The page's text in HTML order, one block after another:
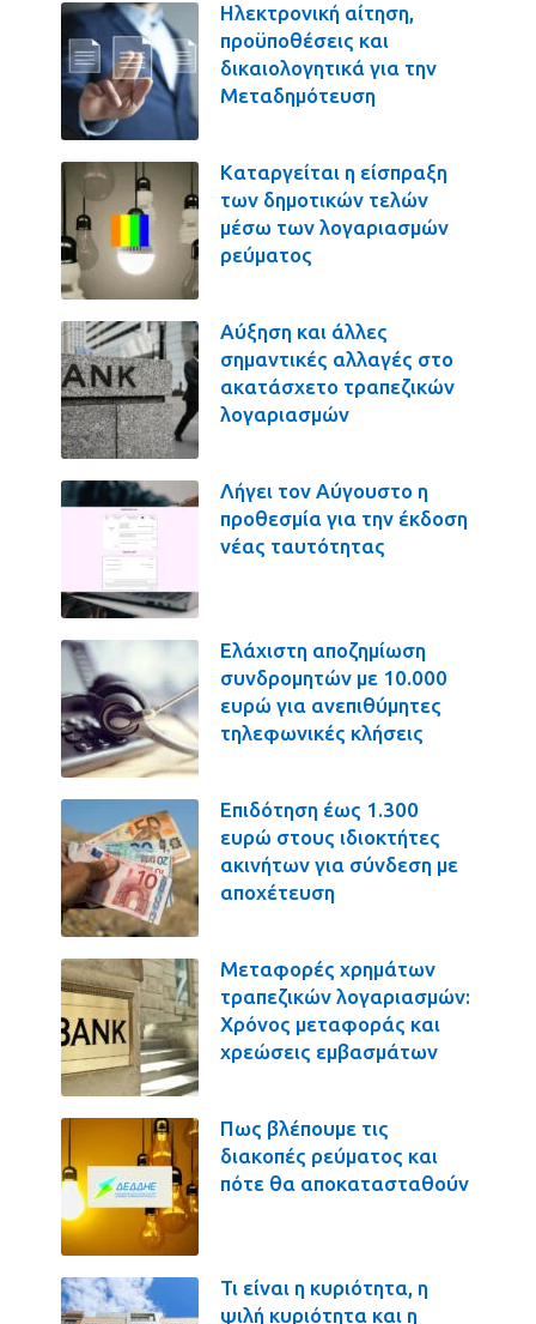
Ηλεκτρονική αίτηση,
προϋποθέσεις και
δικαιολογητικά για την
Μεταδημότευση
Καταργείται η είσπραξη
των δημοτικών τελών
μέσω των λογαριασμών
ρεύματος
Αύξηση και άλλες
σημαντικές αλλαγές στο
ακατάσχετο τραπεζικών
λογαριασμών
Λήγει τον Αύγουστο η
προθεσμία για την έκδοση
νέας ταυτότητας
Ελάχιστη αποζημίωση
συνδρομητών με 10.000
ευρώ για ανεπιθύμητες
τηλεφωνικές κλήσεις
Επιδότηση έως 1.300
ευρώ στους ιδιοκτήτες
ακινήτων για σύνδεση με
αποχέτευση
Μεταφορές χρημάτων
τραπεζικών λογαριασμών:
Χρόνος μεταφοράς και
χρεώσεις εμβασμάτων
Πως βλέπουμε τις
διακοπές ρεύματος και
πότε θα αποκατασταθούν
Τι είναι η κυριότητα, η
ψιλή κυριότητα και η